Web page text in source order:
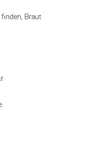
finden, Braut